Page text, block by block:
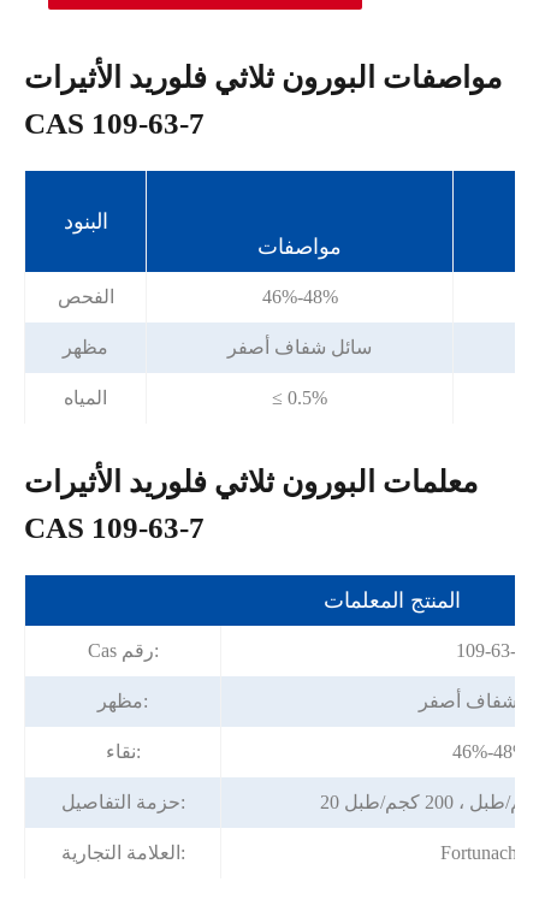
مواصفات البورون ثلاثي فلوريد الأثيرات
CAS 109-63-7
البنود
مواصفات
الفحص 46%-48%
مظهر سائل شفاف أصفر
المياه ≤ 0.5%
معلمات البورون ثلاثي فلوريد الأثيرات
CAS 109-63-7
المنتج المعلمات
Cas رقم: 109-63-7
مظهر: شفاف أصفر
نقاء: 46%-48%
حزمة التفاصيل:
العلامة التجارية: Fortunachem